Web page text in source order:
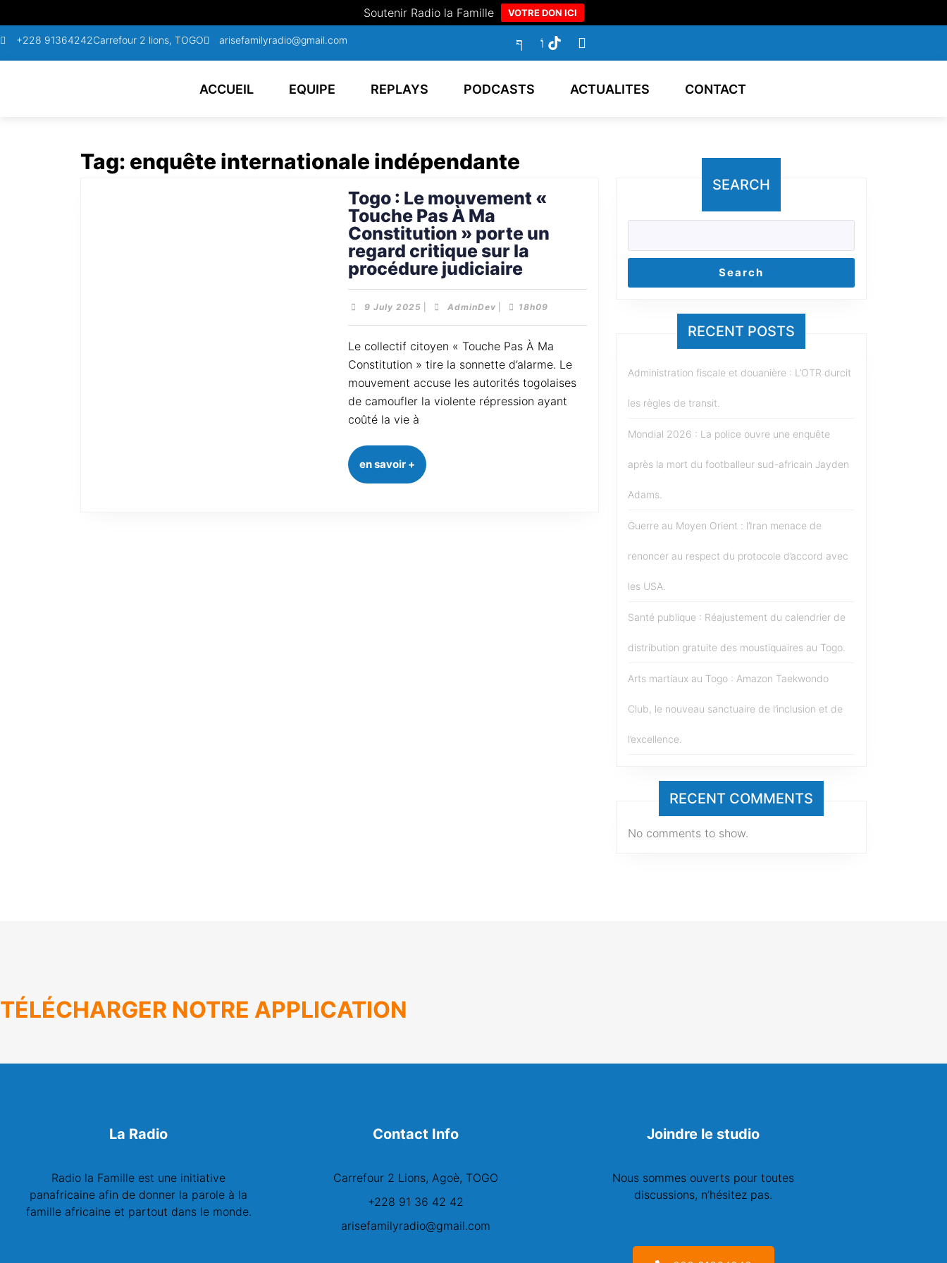
Soutenir Radio la Famille VOTRE DON ICI
+228 91364242Carrefour 2 lions, TOGO arisefamilyradio@gmail.com
ACCUEIL EQUIPE REPLAYS PODCASTS ACTUALITES CONTACT
Tag: enquête internationale indépendante
Togo : Le mouvement «
Touche Pas À Ma
Constitution » porte un
regard critique sur la
procédure judiciaire
9 July 2025 AdminDev 18h09
Le collectif citoyen « Touche Pas À Ma
Constitution » tire la sonnette d’alarme. Le
mouvement accuse les autorités togolaises
de camoufler la violente répression ayant
coûté la vie à
en savoir +
SEARCH
Search
RECENT POSTS
Administration fiscale et douanière : L’OTR durcit
les règles de transit.
Mondial 2026 : La police ouvre une enquête
après la mort du footballeur sud-africain Jayden
Adams.
Guerre au Moyen Orient : l’Iran menace de
renoncer au respect du protocole d’accord avec
les USA.
Santé publique : Réajustement du calendrier de
distribution gratuite des moustiquaires au Togo.
Arts martiaux au Togo : Amazon Taekwondo
Club, le nouveau sanctuaire de l’inclusion et de
l’excellence.
RECENT COMMENTS
No comments to show.
TÉLÉCHARGER NOTRE APPLICATION
La Radio
Radio la Famille est une initiative
panafricaine afin de donner la parole à la
famille africaine et partout dans le monde.
Contact Info
Carrefour 2 Lions, Agoè, TOGO
+228 91 36 42 42
arisefamilyradio@gmail.com
Joindre le studio
Nous sommes ouverts pour toutes
discussions, n’hésitez pas.